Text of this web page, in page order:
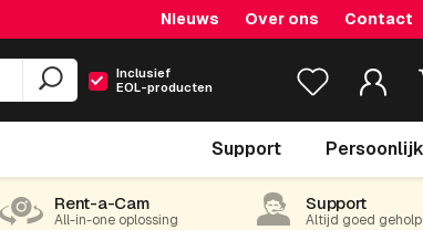
Nieuws Over ons Contact
Inclusief
EOL-producten
Support €
Rent-a-Cam
All-in-one oplossing
Support
Altijd goed